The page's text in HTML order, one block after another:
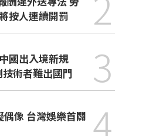
按人連續開罰
國出入境新規
術者難出國門
3
4